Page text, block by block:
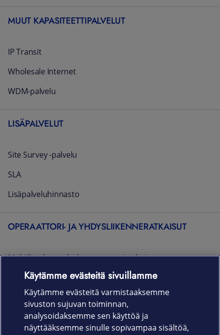
MUUT KAPASITEETTIPALVELUT
IP Transit
Wholesale Internet
WDM-palvelu
LISÄPALVELUT
Site Survey -palvelu
SLA
Lisäpalveluhinnasto
OPERAATTORI- JA YHDYSLIIKENNERATKAISUT
Mobiiliverkon palveluoperaattoriratkaisut
Yhdysliikenneratkaisut
Vapaasti vastaanotettavien kanavien lähettäminen Elisan
kaapeli-TV-ja IPTV-asiakkaille
Käytämme evästeitä sivuillamme
Käytämme evästeitä varmistaaksemme
sivuston sujuvan toiminnan,
analysoidaksemme sen käyttöä ja
näyttääksemme sinulle sopivampaa sisältöä,